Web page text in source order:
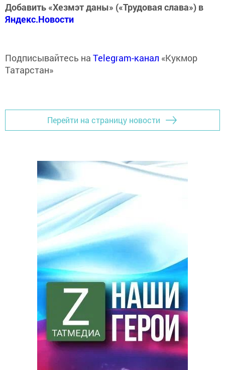
Добавить «Хезмэт даны» («Трудовая слава») в
Яндекс.Новости
Подписывайтесь на Telegram-канал «Кукмор
Татарстан»
Перейти на страницу новости